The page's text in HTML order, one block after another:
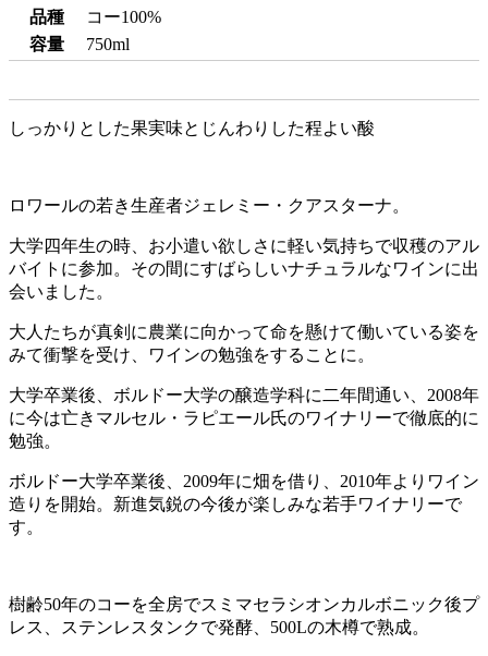
品種
コー100%
容量
750ml
しっかりとした果実味とじんわりした程よい酸
ロワールの若き生産者ジェレミー・クアスターナ。
大学四年生の時、お小遣い欲しさに軽い気持ちで収穫のアル
バイトに参加。その間にすばらしいナチュラルなワインに出
会いました。
大人たちが真剣に農業に向かって命を懸けて働いている姿を
みて衝撃を受け、ワインの勉強をすることに。
大学卒業後、ボルドー大学の醸造学科に二年間通い、2008年
に今は亡きマルセル・ラピエール氏のワイナリーで徹底的に
勉強。
ボルドー大学卒業後、2009年に畑を借り、2010年よりワイン
造りを開始。新進気鋭の今後が楽しみな若手ワイナリーで
す。
樹齢50年のコーを全房でスミマセラシオンカルボニック後プ
レス、ステンレスタンクで発酵、500Lの木樽で熟成。